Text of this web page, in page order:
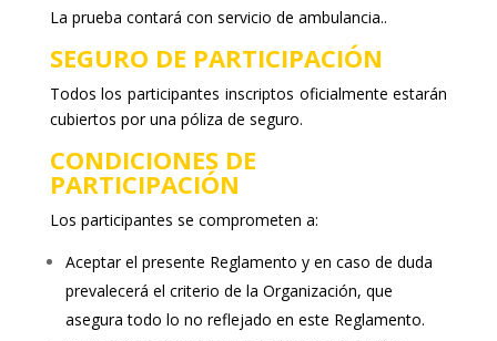
La prueba contará con servicio de ambulancia..
SEGURO DE PARTICIPACIÓN
Todos los participantes inscriptos oficialmente estarán
cubiertos por una póliza de seguro.
CONDICIONES DE
PARTICIPACIÓN
Los participantes se comprometen a:
Aceptar el presente Reglamento y en caso de duda
prevalecerá el criterio de la Organización, que
asegura todo lo no reflejado en este Reglamento.